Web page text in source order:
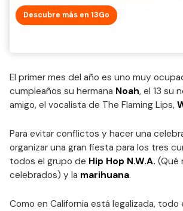
Descubre más en 13Go
El primer mes del año es uno muy
cumpleaños su hermana Noah, el 13 su
amigo, el vocalista de The Flaming Lips,
Para evitar conflictos y hacer una
organizar una gran fiesta para los tres
todos el grupo de Hip Hop N.W.A. (Qué
celebrados) y la marihuana.
Como en California está legalizada,